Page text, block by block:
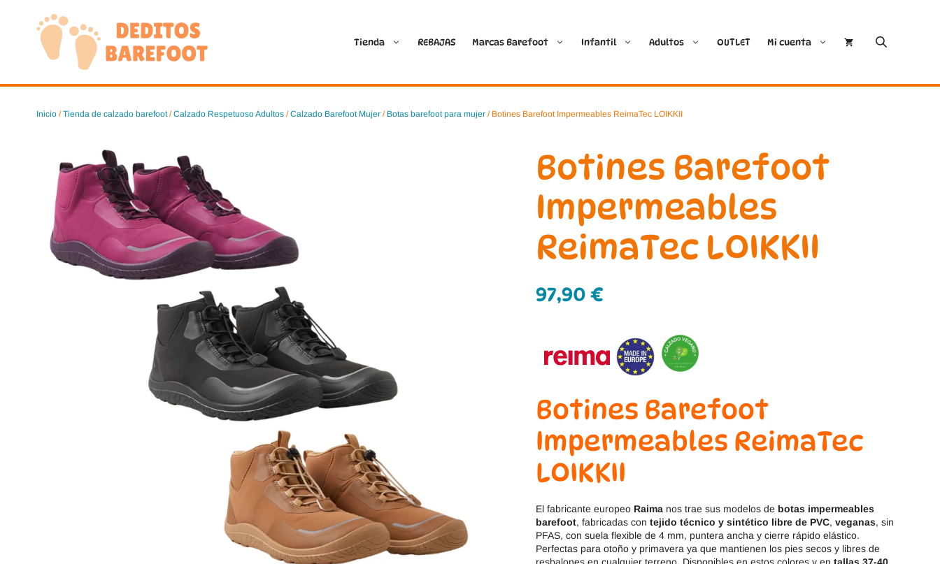
contenido
Tienda REBAJAS Marcas Barefoot
Ballop
Pirufin
SlipStop
Victoria
Batilas
Crecendo
Gioseppo
Cóndor
Deditos
Demax
FlexiNens
OldSoles
Stitch & Walk
Dodo Shoes
Igor
Lang.S
Infantil Adultos OUTLET Mi cuenta
Inicio /Tienda de calzado barefoot/Calzado Respetuoso Adultos /Calzado Barefoot Mujer / Botas barefoot para mujer / Botines Barefoot Impermeables ReimaTec LOIKKII
Botines Barefoot
Impermeables
ReimaTec LOIKKII
97,90 €
Botines Barefoot
Impermeables ReimaTec
LOIKKII
El fabricante europeo Raima nos trae sus modelos de botas impermeables
barefoot, fabricadas con tejido técnico y sintético libre de PVC, veganas, sin
PFAS, con suela flexible de 4 mm, puntera ancha y cierre rápido elástico.
Perfectas para otoño y primavera ya que mantienen los pies secos y libres de